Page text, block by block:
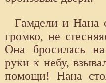
Гамдели и Нана
громко, не
Она бросилась
руки к небу,
помощи! Нана